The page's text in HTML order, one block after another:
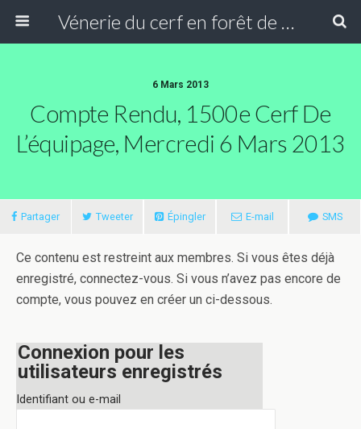
Vénerie du cerf en forêt de Compiègne
6 Mars 2013
Compte Rendu, 1500e Cerf De
L’équipage, Mercredi 6 Mars 2013
Partager Tweeter Épingler E-mail SMS
Ce contenu est restreint aux membres. Si vous êtes déjà
enregistré, connectez-vous. Si vous n’avez pas encore de
compte, vous pouvez en créer un ci-dessous.
Connexion pour les
utilisateurs enregistrés
Identifiant ou e-mail